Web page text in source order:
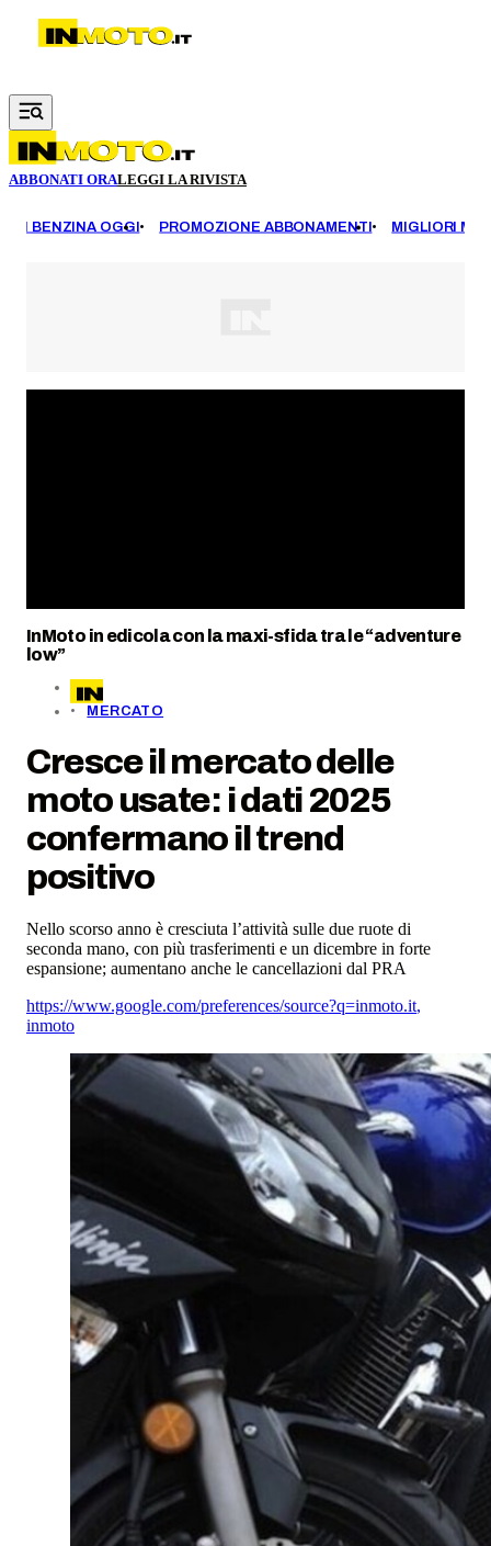
Vai al contenuto principale
ABBONATI ORALEGGI LA RIVISTA
BENZINA OGGI PROMOZIONE ABBONAMENTI MIGLIORI
InMoto in edicola con la maxi-sfida tra le “adventure
low”
MERCATO
Cresce il mercato delle
moto usate: i dati 2025
confermano il trend
positivo
Nello scorso anno è cresciuta l’attività sulle due ruote di
seconda mano, con più trasferimenti e un dicembre in forte
espansione; aumentano anche le cancellazioni dal PRA
https://www.google.com/preferences/source?q=inmoto.it,
inmoto